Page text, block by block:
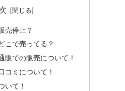
売停止？
こで売ってる？
販での販売について！
コミについて！
いて！